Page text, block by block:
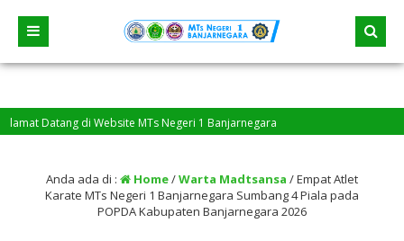
Datang di Website MTs Negeri 1 Banjarnegara
Anda ada di : Home/Warta Madtsansa /Empat Atlet
Karate MTs Negeri 1 Banjarnegara Sumbang 4 Piala pada
POPDA Kabupaten Banjarnegara 2026